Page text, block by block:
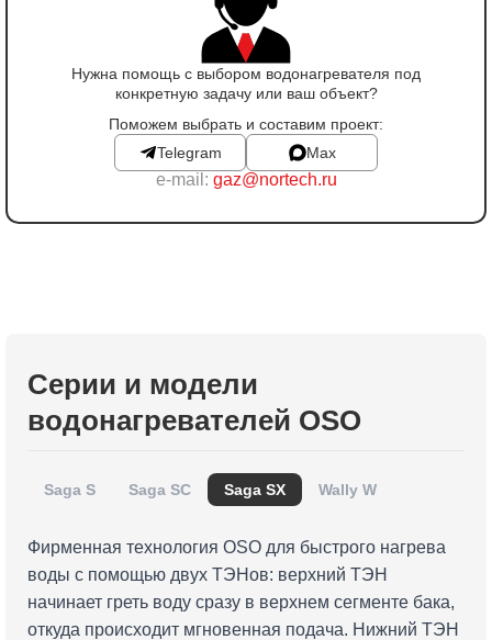
Нужна помощь с выбором водонагревателя под
конкретную задачу или ваш объект?
Поможем выбрать и составим проект:
Telegram
Max
e-mail: gaz@nortech.ru
Серии и модели
водонагревателей OSO
Saga S Saga SC Saga SX Wally W
Фирменная технология OSO для быстрого нагрева
воды с помощью двух ТЭНов: верхний ТЭН
начинает греть воду сразу в верхнем сегменте бака,
откуда происходит мгновенная подача. Нижний ТЭН